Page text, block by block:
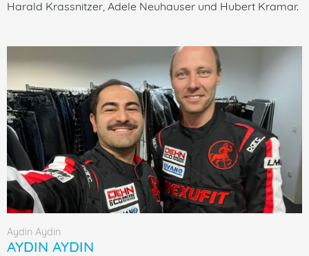
Harald Krassnitzer, Adele Neuhauser und Hubert Kramar.
Aydin Aydin
AYDIN AYDIN